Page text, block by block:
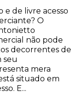
de livre acesso
O
não pode
decorrentes de
seu
mera
situado em
E...